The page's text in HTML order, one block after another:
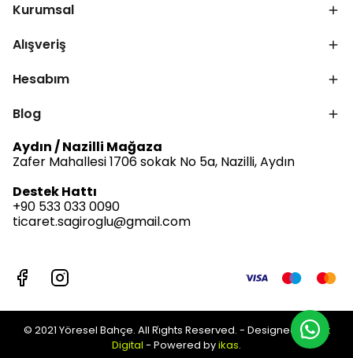
Kurumsal
Alışveriş
Hesabım
Blog
Aydın / Nazilli Mağaza
Zafer Mahallesi 1706 sokak No 5a, Nazilli, Aydın
Destek Hattı
+90 533 033 0090
ticaret.sagiroglu@gmail.com
© 2021 Yöresel Bahçe. All Ri̇ghts Reserved. - Designed byJet
Digital - Powered byikas.